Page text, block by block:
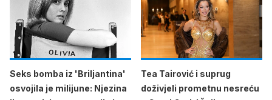
Seks bomba iz 'Briljantina'
osvojila je milijune: Njezina
Tea Tairović i suprug
doživjeli prometnu nesreću